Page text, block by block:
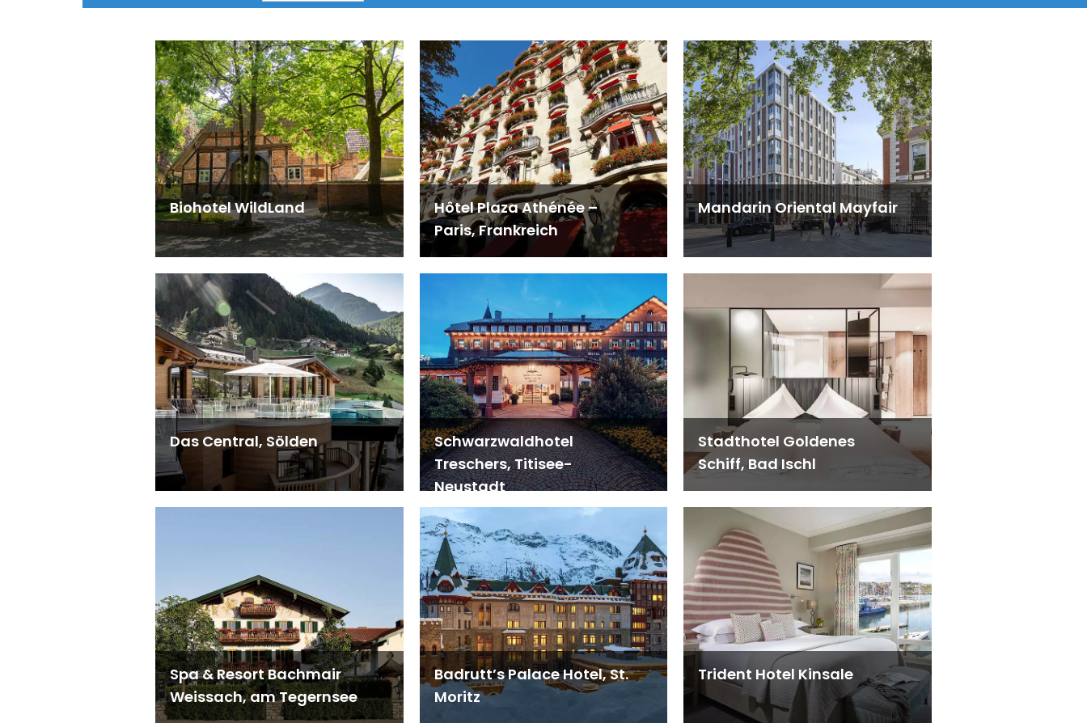
Biohotel WildLand
Hôtel Plaza Athénée –
Paris, Frankreich
Mandarin Oriental Mayfair
Das Central, Sölden
Schwarzwaldhotel
Treschers, Titisee-
Neustadt
Stadthotel Goldenes
Schiff, Bad Ischl
Spa & Resort Bachmair
Weissach, am Tegernsee
Badrutt’s Palace Hotel, St.
Moritz
Trident Hotel Kinsale